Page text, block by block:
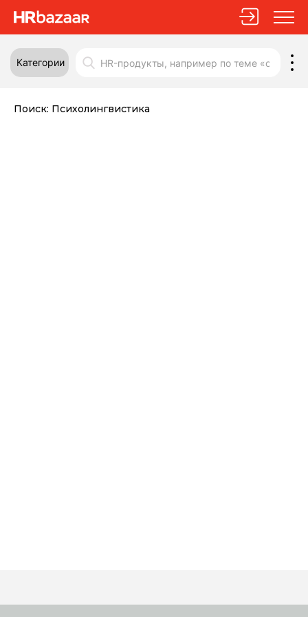
Категории
Поиск: Психолингвистика